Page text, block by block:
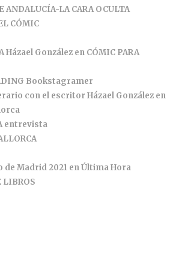
ANDALUCÍA-LA CARA OCULTA
CÓMIC
Házael González en CÓMIC PARA
Bookstagramer
con el escritor Házael González en
entrevista
de Madrid 2021 en Última Hora
LIBROS